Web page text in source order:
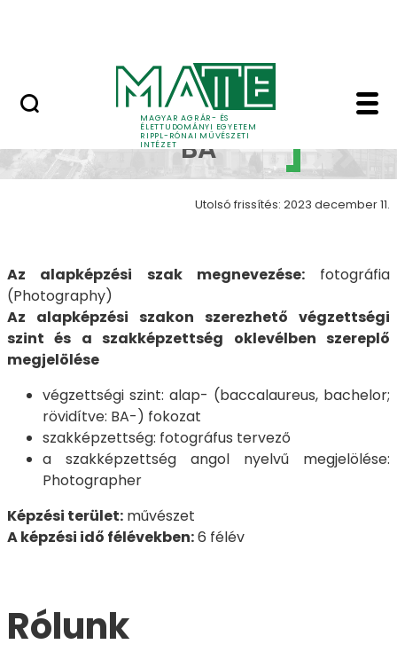
MAGYAR AGRÁR- ÉS
ÉLETTUDOMÁNYI EGYETEM
RIPPL-RÓNAI MŰVÉSZETI
INTÉZET
Fotográfia BA galéria
Fotográfia
BA
Utolsó frissítés: 2023 december 11.
Az alapképzési szak megnevezése:fotográfia
(Photography)
Az alapképzési szakon szerezhető végzettségi
szint és a szakképzettség oklevélben szereplő
megjelölése
végzettségi szint: alap- (baccalaureus, bachelor;
rövidítve: BA-) fokozat
szakképzettség: fotográfus tervező
a szakképzettség angol nyelvű megjelölése:
Photographer
Képzési terület: művészet
A képzési idő félévekben:6 félév
Rólunk